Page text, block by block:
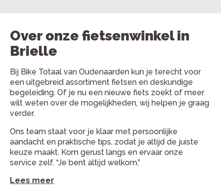
Over onze fietsenwinkel in
Brielle
Bij Bike Totaal van Oudenaarden kun je terecht voor
een uitgebreid assortiment fietsen en deskundige
begeleiding. Of je nu een nieuwe fiets zoekt of meer
wilt weten over de mogelijkheden, wij helpen je graag
verder.
Ons team staat voor je klaar met persoonlijke
aandacht en praktische tips, zodat je altijd de juiste
keuze maakt. Kom gerust langs en ervaar onze
service zelf. “Je bent altijd welkom.”
Lees meer